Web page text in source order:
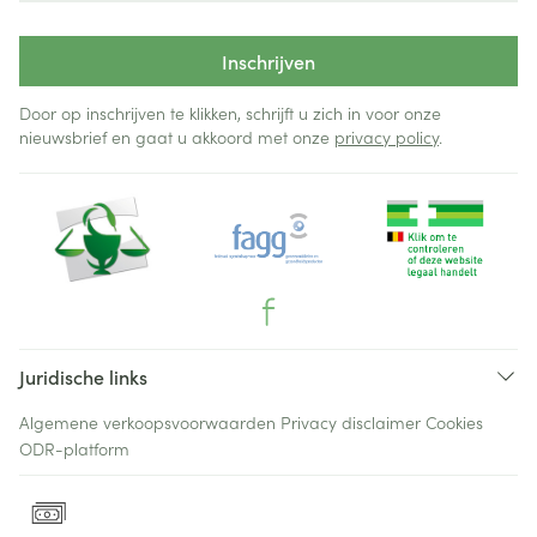
Inschrijven
Door op inschrijven te klikken, schrijft u zich in voor onze
nieuwsbrief en gaat u akkoord met onze privacy policy.
Juridische links
Algemene verkoopsvoorwaarden Privacy disclaimer Cookies
ODR-platform